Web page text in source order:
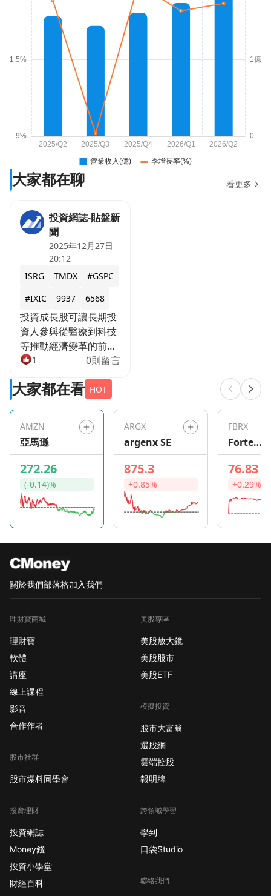
大家都在聊 看更多
投資網誌-貼盤新
聞
2025年12月27日
20:12
ISRG
TMDX
#GSPC
#IXIC
9937 6568
投資成長股可讓長期投
資人參與從醫療到科技
等推動經濟變革的前沿
產業。儘管成長股通常
影響，但優質成長股能
回報。對於願意承擔風
險的投資人來說，成功
的成長股回報率往往高
於通膨率，有助於保值
並增進投資人的購買
力。管理良好的成長型
公司通常擁有可持續的
競爭優勢，使其能夠超
投入成長股，以下是兩
家值得考慮的公司。
Intuitive
人手術市場領導地位
Intuitive
Surgical(ISRG)透過其
達文西系統在數十億美
元規模的手術機器人市
場中占據主導地位。醫
院一旦投資這些昂貴系
統，便需持續購買該公
具、配件和服務，這創
Surgical總收入85%的
擁有如堡壘般的資產負
債表，於2025年第三季
末現金儲備達84億美
元，且槓桿率低，能夠
在不依賴債務的情況下
大力投資成長並應對經
1 0則留言
大家都在看 HOT
AMZN
亞馬遜
272.26
(-0.14)%
ARGX
argenx SE
875.3
+0.85%
FBRX
Forte
76.83
+0.29%
關於我們部落格加入我們
理財寶商城
理財寶
軟體
講座
線上課程
影音
合作作者
股市社群
股市爆料同學會
投資理財
投資網誌
Money錢
投資小學堂
財經百科
美股專區
美股放大鏡
美股股市
美股ETF
模擬投資
股市大富翁
選股網
雲端控股
報明牌
跨領域學習
學到
口袋Studio
聯絡我們